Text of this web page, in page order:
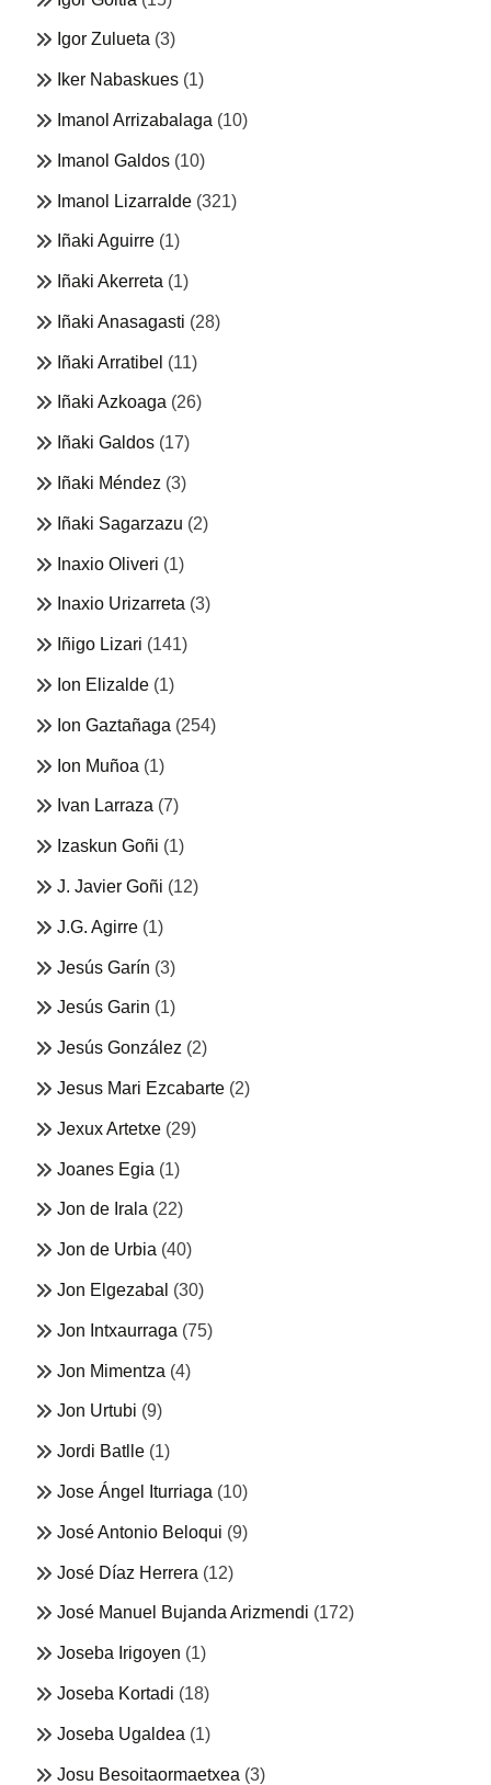
Igor Zulueta (3)
Iker Nabaskues (1)
Imanol Arrizabalaga (10)
Imanol Galdos (10)
Imanol Lizarralde (321)
Iñaki Aguirre (1)
Iñaki Akerreta (1)
Iñaki Anasagasti (28)
Iñaki Arratibel (11)
Iñaki Azkoaga (26)
Iñaki Galdos (17)
Iñaki Méndez (3)
Iñaki Sagarzazu (2)
Inaxio Oliveri (1)
Inaxio Urizarreta (3)
Iñigo Lizari (141)
Ion Elizalde (1)
Ion Gaztañaga (254)
Ion Muñoa (1)
Ivan Larraza (7)
Izaskun Goñi (1)
J. Javier Goñi (12)
J.G. Agirre (1)
Jesús Garín (3)
Jesús Garin (1)
Jesús González (2)
Jesus Mari Ezcabarte (2)
Jexux Artetxe (29)
Joanes Egia (1)
Jon de Irala (22)
Jon de Urbia (40)
Jon Elgezabal (30)
Jon Intxaurraga (75)
Jon Mimentza (4)
Jon Urtubi (9)
Jordi Batlle (1)
Jose Ángel Iturriaga (10)
José Antonio Beloqui (9)
José Díaz Herrera (12)
José Manuel Bujanda Arizmendi (172)
Joseba Irigoyen (1)
Joseba Kortadi (18)
Joseba Ugaldea (1)
Josu Besoitaormaetxea (3)